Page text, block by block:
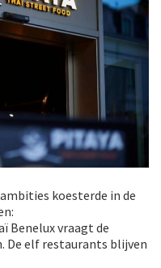
koesterde in de
Benelux vraagt de
De elf restaurants blijven